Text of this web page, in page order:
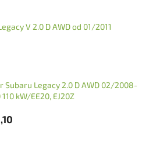
V 2.0 D AWD od 01/2011
Subaru Legacy 2.0 D AWD 02/2008-
kW/EE20, EJ20Z